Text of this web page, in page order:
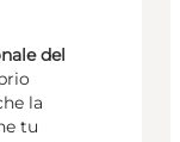
del
la
tu